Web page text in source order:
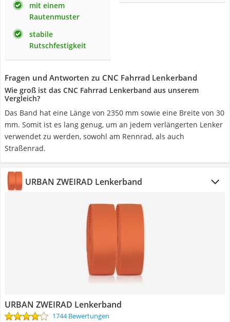
mit einem
Rautenmuster
stabile
Rutschfestigkeit
Fragen und Antworten zu CNC Fahrrad Lenkerband
Wie groß ist das CNC Fahrrad Lenkerband aus unserem
Vergleich?
Das Band hat eine Länge von 2350 mm sowie eine Breite von 30
mm. Somit ist es lang genug, um an jedem verlängerten Lenker
verwendet zu werden, sowohl am Rennrad, als auch
Straßenrad.
URBAN ZWEIRAD Lenkerband
URBAN ZWEIRAD Lenkerband
1744 Bewertungen